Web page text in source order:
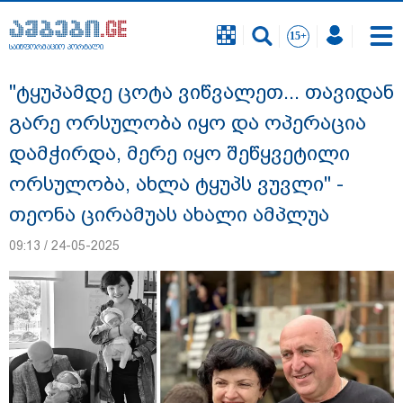
საინფორმაციო პორტალი
გიგა ავალიანის საქმეზე ნია იმნაძეს და
ანასტასია ბერუაშვილს ბრალდება
წარუდგინეს
საინფორმაციო პორტალი
"ტყუპამდე ცოტა ვიწვალეთ... თავიდან
გარე ორსულობა იყო და ოპერაცია
დამჭირდა, მერე იყო შეწყვეტილი
ორსულობა, ახლა ტყუპს ვუვლი" -
თეონა ცირამუას ახალი ამპლუა
09:13 / 24-05-2025